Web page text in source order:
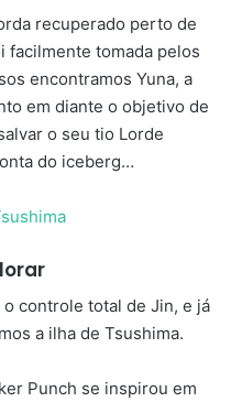
recuperado perto de
facilmente tomada pelos
encontramos Yuna, a
em diante o objetivo de
o seu tio Lorde
do iceberg…
controle total de Jin, e já
a ilha de Tsushima.
Punch se inspirou em